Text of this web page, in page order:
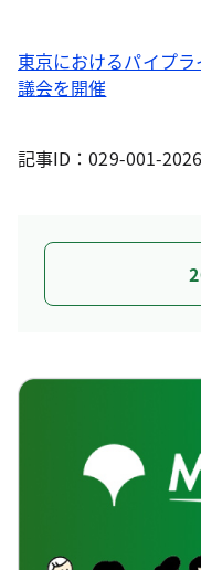
東京におけるパイプ
議会を開催
記事ID：029-001-